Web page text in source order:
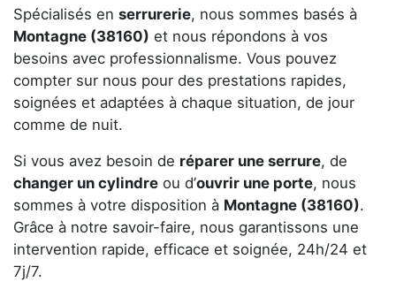
Spécialisés en serrurerie, nous sommes basés à
Montagne (38160) et nous répondons à vos
besoins avec professionnalisme. Vous pouvez
compter sur nous pour des prestations rapides,
soignées et adaptées à chaque situation, de jour
comme de nuit.
Si vous avez besoin de réparer une serrure, de
changer un cylindre ou d’ouvrir une porte, nous
sommes à votre disposition à Montagne (38160).
Grâce à notre savoir-faire, nous garantissons une
intervention rapide, efficace et soignée, 24h/24 et
7j/7.